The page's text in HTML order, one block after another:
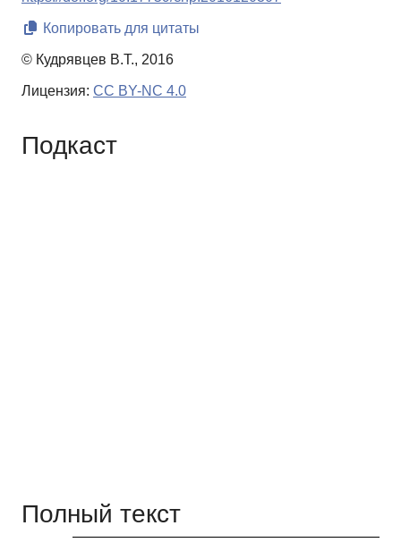
Копировать для цитаты
© Кудрявцев В.Т., 2016
Лицензия: CC BY-NC 4.0
Подкаст
Полный текст